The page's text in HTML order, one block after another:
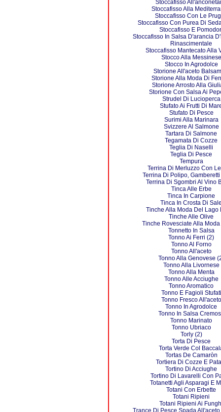
Stoccafisso
Stoccafisso Alla
Stoccafisso Con Le
Stoccafisso Con Purea Di
Stoccafisso E
Stoccafisso In Salsa D'arancia
Rinascimentale
Stoccafisso Mantecato Alla
Stocco Alla Messinese
Stocco In Agrodolce
Storione All'aceto
Storione Alla Moda Di
Storione Arrosto Alla
Storione Con Salsa Ai
Strudel Di Lucioperca
Stufato Ai Frutti Di
Stufato Di Pesce
Surimi Alla Marinara
Svizzere Al Salmone
Tartara Di Salmone
Tegamata Di Cozze
Teglia Di Naselli
Teglia Di Pesce
Tempura
Terrina Di Merluzzo Con
Terrina Di Polipo,
Terrina Di Sgombri Al Vino
Tinca Alle Erbe
Tinca In Carpione
Tinca In Crosta Di
Tinche Alla Moda Del Lago
Tinche Alle Olive
Tinche Rovesciate Alla
Tonnetto In Salsa
Tonno Ai Ferri (2)
Tonno Al Forno
Tonno All'aceto
Tonno Alla Genovese
Tonno Alla Livornese
Tonno Alla Menta
Tonno Alle Acciughe
Tonno Aromatico
Tonno E Fagioli Stufati
Tonno Fresco All'aceto
Tonno In Agrodolce
Tonno In Salsa
Tonno Marinato
Tonno Ubriaco
Torly (2)
Torta Di Pesce
Torta Verde Col
Tortas De Camaròn
Tortiera Di Cozze E
Tortino Di Acciughe
Tortino Di Lavarelli Con
Totanetti Agli Asparagi E
Totani Con Erbette
Totani Ripieni
Totani Ripieni Ai
Trance Di Pesce Spada